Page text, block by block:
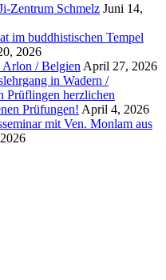
Zentrum Schmelz Juni 14,
im buddhistischen Tempel
2026
Arlon / Belgien April 27, 2026
in Wadern /
Prüflingen herzlichen
Prüfungen! April 4, 2026
mit Ven. Monlam aus